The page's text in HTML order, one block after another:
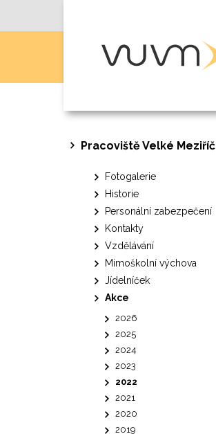
Pracoviště Velké
Fotogalerie
Historie
Personální zabezpečení
Kontakty
Vzdělávání
Mimoškolní výchova
Jídelníček
Akce
2026
2025
2024
2023
2022
2021
2020
2019